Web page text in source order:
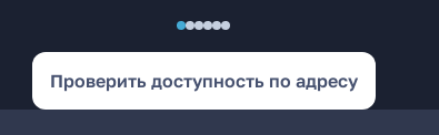
Проверить доступность по адресу